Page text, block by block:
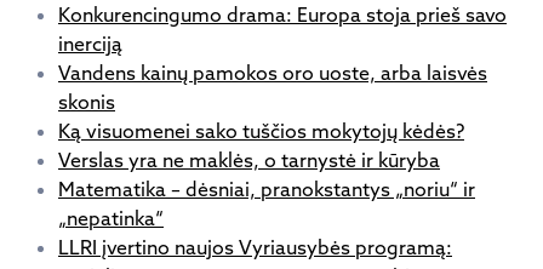
Konkurencingumo drama: Europa stoja prieš savo
inerciją
Vandens kainų pamokos oro uoste, arba laisvės
skonis
Ką visuomenei sako tuščios mokytojų kėdės?
Verslas yra ne maklės, o tarnystė ir kūryba
Matematika – dėsniai, pranokstantys „noriu“ ir
„nepatinka“
LLRI įvertino naujos Vyriausybės programą: